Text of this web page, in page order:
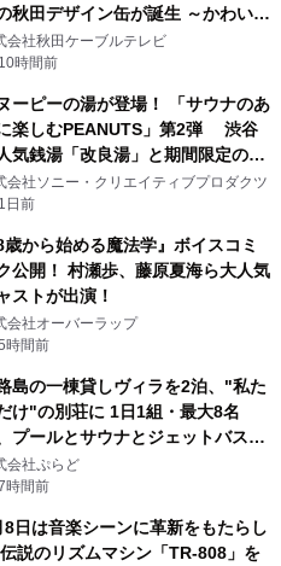
秋田デザイン缶が誕生 ～かわいい
犬の子犬と秋田の四季と名所を巡
ッケージ～ 9月1日(火)秋田県内で
会社秋田ケーブルテレビ
時間前
ーピーの湯が登場！ 「サウナのあ
楽しむPEANUTS」第2弾 渋谷
気銭湯「改良湯」と期間限定のコ
レーション サウナイキタイコラ
ッズも発売決定！
会社ソニー・クリエイティブプロダクツ
日前
8歳から始める魔法学』ボイスコミ
公開！ 村瀬歩、藤原夏海ら大人気
ストが出演！
会社オーバーラップ
時間前
島の一棟貸しヴィラを2泊、"私た
け"の別荘に 1日1組・最大8名
プールとサウナとジェットバス付
Villa Mon Temps AWAJIの連泊
りプラン
会社ぷらど
時間前
8日は音楽シーンに革新をもたらし
説のリズムマシン「TR-808」を